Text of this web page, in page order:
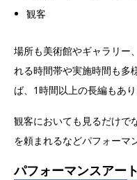
観客
場所も美術館やギャラリー
れる時間帯や実施時間も多
ば、1時間以上の長編もあり
観客においても見るだけで
を頼まれるなどパフォーマ
パフォーマンスアー